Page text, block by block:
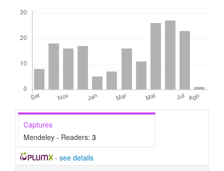
Captures
Mendeley - Readers: 3
- see details